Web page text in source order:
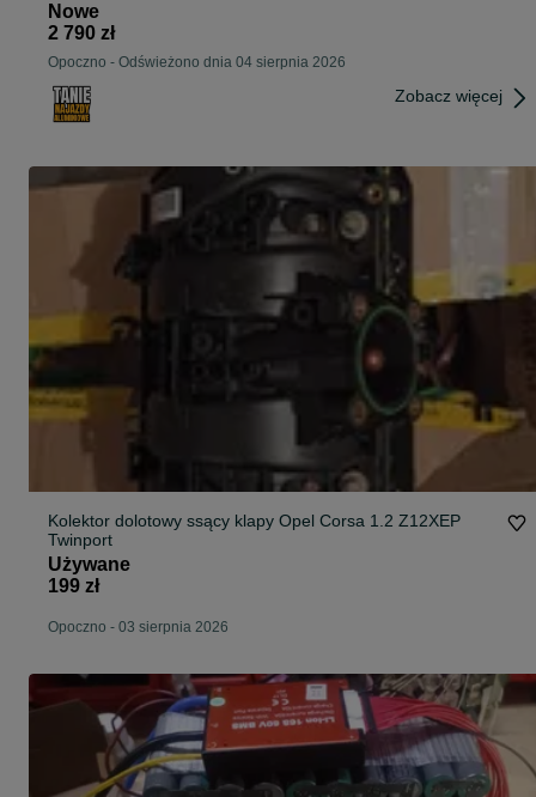
Nowe
2 790 zł
Opoczno - Odświeżono dnia 04 sierpnia 2026
Zobacz więcej
Kolektor dolotowy ssący klapy Opel Corsa 1.2 Z12XEP
Twinport
Używane
199 zł
Opoczno - 03 sierpnia 2026